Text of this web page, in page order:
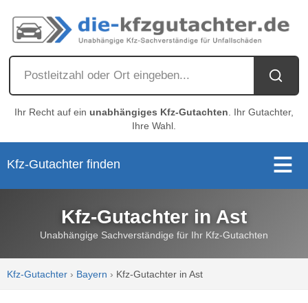
Ihr Recht auf ein unabhängiges Kfz-Gutachten . Ihr Gutachter,
Ihre Wahl.
Kfz-Gutachter finden
Kfz-Gutachter in Ast
Unabhängige Sachverständige für Ihr Kfz-Gutachten
Kfz-Gutachter › Bayern › Kfz-Gutachter in Ast